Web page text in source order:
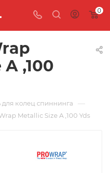
"MASTER FISH" 0
,100
для колец спиннинга —
Metallic Size A ,100 Yds